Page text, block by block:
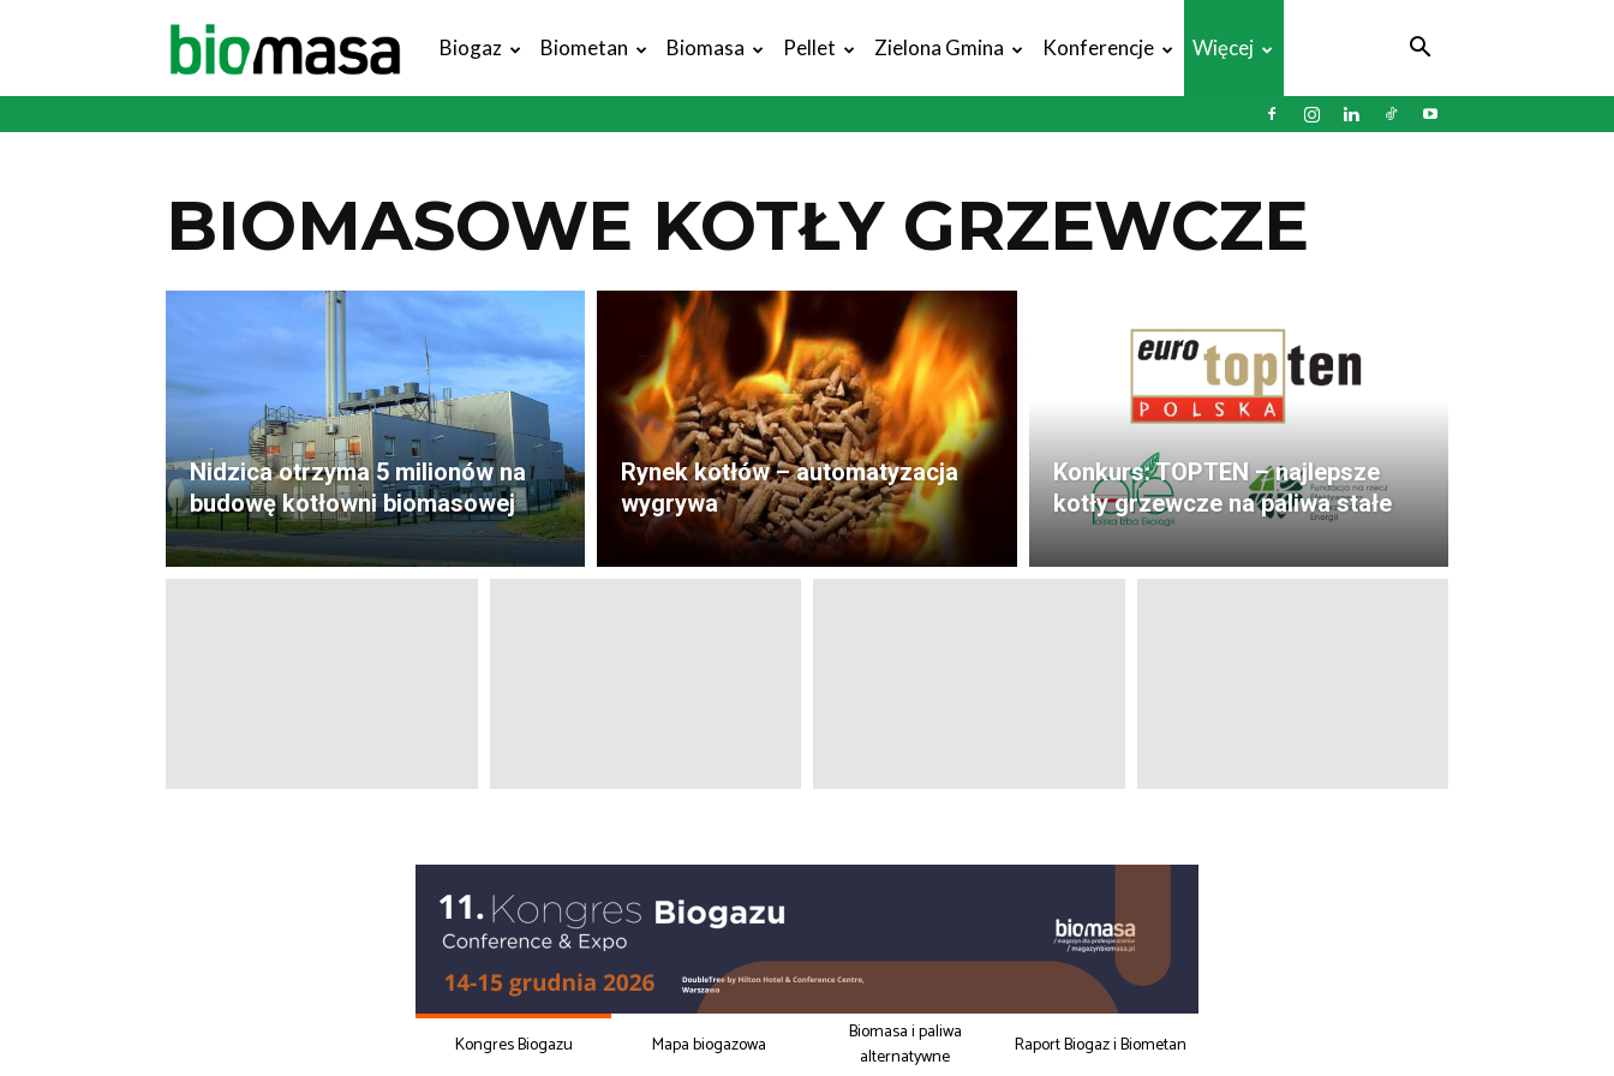
Magazyn
Biogaz Biometan Biomasa Pellet Zielona Gmina Konferencje Więcej
BIOMASOWE KOTŁY GRZEWCZE
Nidzica otrzyma 5 milionów na
budowę kotłowni biomasowej
Rynek kotłów – automatyzacja
wygrywa
Konkurs: TOPTEN – najlepsze
kotły grzewcze na paliwa stałe
Kongres Biogazu Mapa biogazowa
Biomasa i paliwa
alternatywne
Raport Biogaz i Biometan